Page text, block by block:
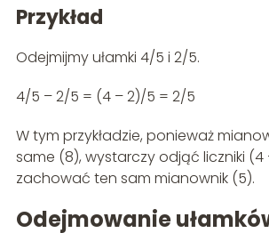
Przykład
Odejmijmy ułamki 4/5 i 2/5.
4/5 – 2/5 = (4 – 2)/5 = 2/5
W tym przykładzie, ponieważ
same (8), wystarczy odjąć liczniki (4
zachować ten sam mianownik (5).
Odejmowanie